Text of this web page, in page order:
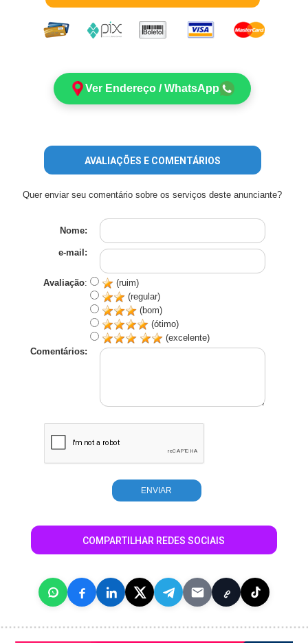
Ver Endereço / WhatsApp
AVALIAÇÕES E COMENTÁRIOS
Quer enviar seu comentário sobre os serviços deste anunciante?
Nome:
e-mail:
Avaliação:
(ruim)
(regular)
(bom)
(ótimo)
(excelente)
Comentários:
COMPARTILHAR REDES SOCIAIS